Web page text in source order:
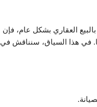
العقاري بشكل عام، فإن
في هذا السياق، سنناقش في